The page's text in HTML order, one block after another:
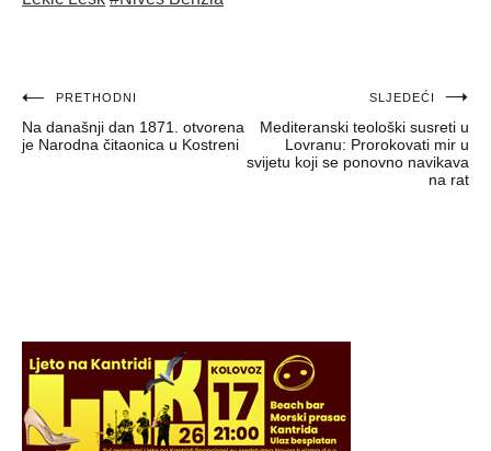
Navigacija
objava
PRETHODNI
Na današnji dan 1871. otvorena
je Narodna čitaonica u Kostreni
SLJEDEĆI
Mediteranski teološki susreti u
Lovranu: Prorokovati mir u
svijetu koji se ponovno navikava
na rat